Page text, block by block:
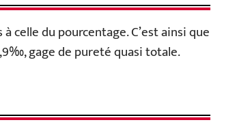
celle du pourcentage. C’est ainsi que
gage de pureté quasi totale.